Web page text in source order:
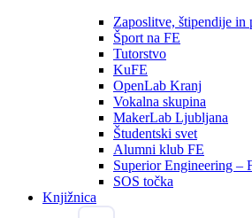
Zaposlitve, štipendije in
Šport na FE
Tutorstvo
KuFE
OpenLab Kranj
Vokalna skupina
MakerLab Ljubljana
Študentski svet
Alumni klub FE
Superior Engineering –
SOS točka
Knjižnica